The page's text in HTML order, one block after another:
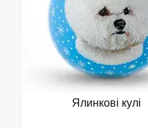
Ялинкові кулі